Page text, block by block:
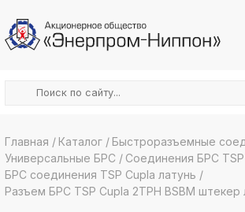
k
ksldkfjsdlfkjsls;ldfkgjsdl;kfkфыва
Главная / Каталог / Быстроразъемные
Универсальные БРС / Соединения БРС TSP
БРС соединения TSP Cupla латунь /
Разъем БРС TSP Cupla 2TPH BSBM штекер